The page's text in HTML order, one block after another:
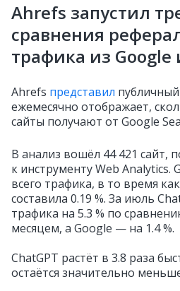
Ahrefs запустил
сравнения
трафика из Google
Ahrefs представил
ежемесячно отображает,
сайты получают от Google
В анализ вошёл 44 421 сайт,
к инструменту Web Analytics.
всего трафика, в то время
составила 0.19 %. За июль
трафика на 5.3 % по
месяцем, а Google — на 1.4 %.
ChatGPT растёт в 3.8 раза
остаётся значительно